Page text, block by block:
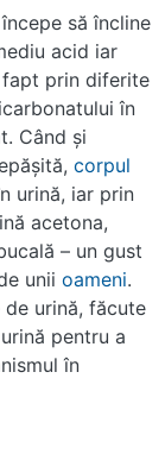
să încline
acid iar
prin diferite
în
Când şi
corpul
urină, iar prin
acetona,
– un gust
unii oameni.
urină, făcute
pentru a
în